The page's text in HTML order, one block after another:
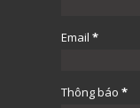
Email *
Thông báo *